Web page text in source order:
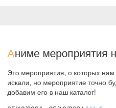
Аниме мероприятия
Это мероприятия, о которых
искали, но мероприятие точно
добавим его в наш каталог!